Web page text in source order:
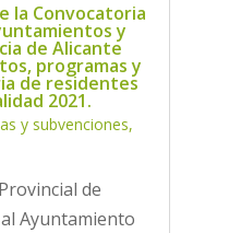
la Convocatoria
y
de Alicante
programas y
de residentes
2021.
y subvenciones,
de
Ayuntamiento